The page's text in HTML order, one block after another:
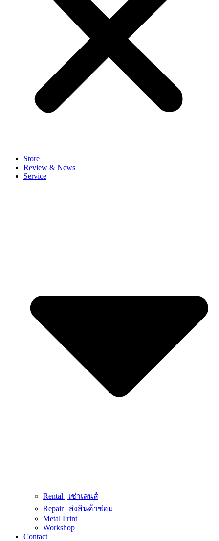
Store
Review & News
Service
Rental | เช่าเลนส์
Repair | ส่งสินค้าซ่อม
Metal Print
Workshop
Contact